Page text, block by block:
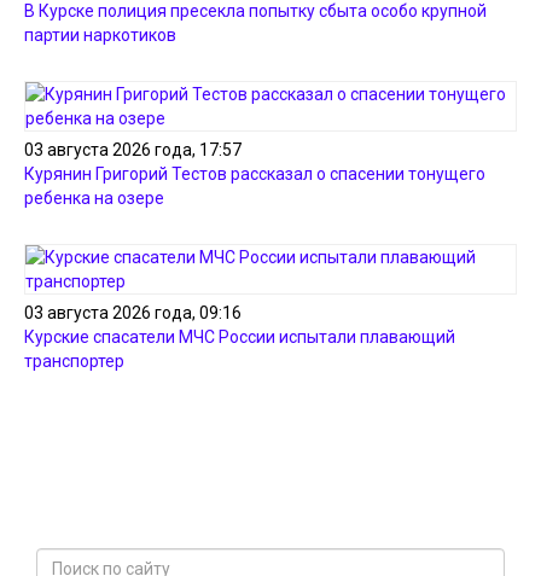
В Курске полиция пресекла попытку сбыта особо крупной
партии наркотиков
03 августа 2026 года, 17:57
Курянин Григорий Тестов рассказал о спасении тонущего
ребенка на озере
03 августа 2026 года, 09:16
Курские спасатели МЧС России испытали плавающий
транспортер